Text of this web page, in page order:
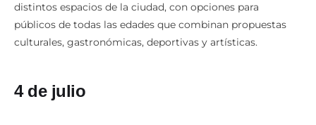
distintos espacios de la ciudad, con opciones para
públicos de todas las edades que combinan propuestas
culturales, gastronómicas, deportivas y artísticas.
4 de julio